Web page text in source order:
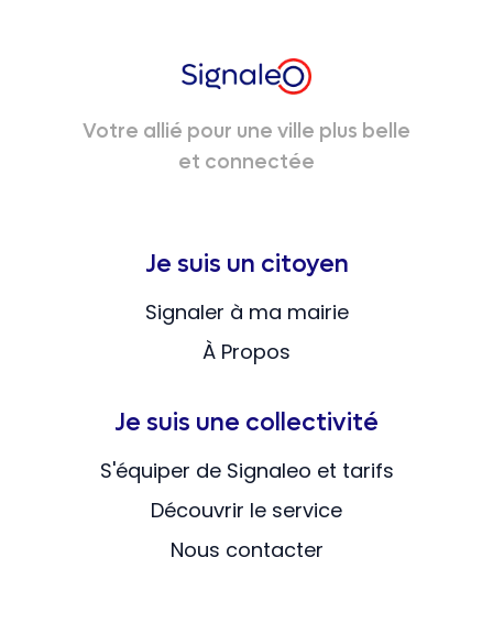
Votre allié pour une ville plus belle
et connectée
Je suis un citoyen
Signaler à ma mairie
À Propos
Je suis une collectivité
S'équiper de Signaleo et tarifs
Découvrir le service
Nous contacter